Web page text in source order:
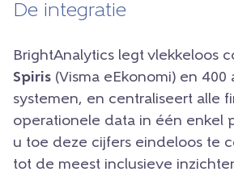
De integratie
BrightAnalytics legt vlekkeloos
Spiris (Visma eEkonomi) en 400
systemen, en centraliseert alle
operationele data in één enkel
u toe deze cijfers eindeloos te
tot de meest inclusieve